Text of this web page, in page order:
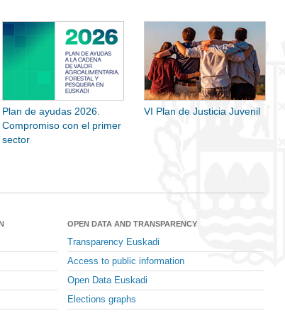
Plan de ayudas 2026.
Compromiso con el primer
sector
VI Plan de Justicia Juvenil
OPEN DATA AND TRANSPARENCY
Transparency Euskadi
Access to public information
Open Data Euskadi
Elections graphs